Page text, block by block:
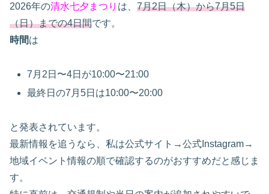
2026年の清水七夕まつり は、 7月2日（木）から7月5日
（日）までの4日間です。
時間は
7月2日〜4日が10:00〜21:00
最終日の7月5日は10:00〜20:00
と発表されています。
最新情報を追うなら、私は公式サイト→公式Instagram→
地域イベント情報の順で確認するのがおすすめだと感じま
す。